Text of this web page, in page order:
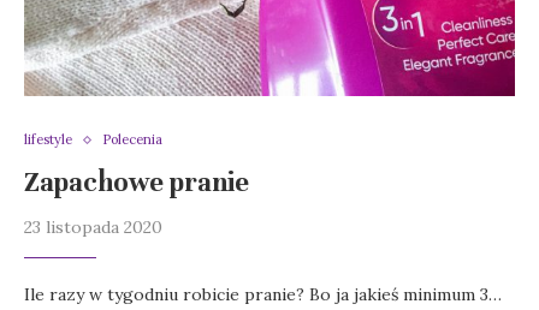
lifestyle Polecenia
Zapachowe pranie
23 listopada 2020
Ile razy w tygodniu robicie pranie? Bo ja jakieś minimum 3…